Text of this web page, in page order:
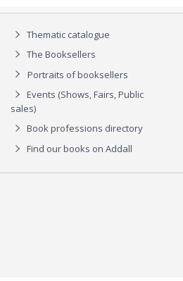
Thematic catalogue
The Booksellers
Portraits of booksellers
Events (Shows, Fairs, Public
sales)
Book professions directory
Find our books on Addall